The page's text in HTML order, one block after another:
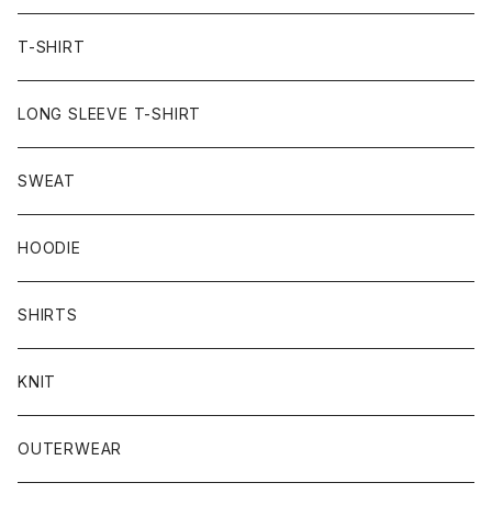
T-SHIRT
LONG SLEEVE T-SHIRT
SWEAT
HOODIE
SHIRTS
KNIT
OUTERWEAR